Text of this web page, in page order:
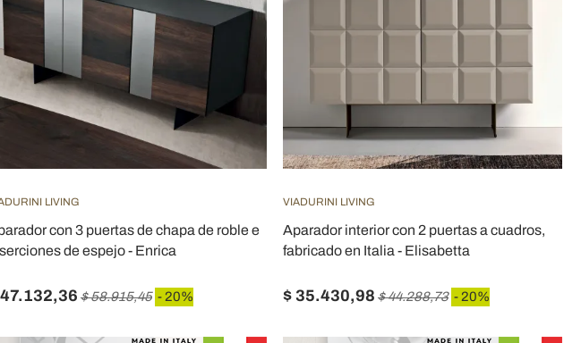
LIVING
con 3 puertas de chapa de roble e
de espejo - Enrica
$ 58.915,45 - 20%
VIADURINI LIVING
Aparador interior con 2 puertas a cuadros,
fabricado en Italia - Elisabetta
$ 35.430,98 $ 44.288,73 - 20%